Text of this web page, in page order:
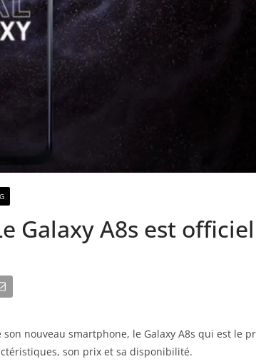
Galaxy A8s est officiel
nouveau smartphone, le Galaxy A8s qui est le
son prix et sa disponibilité.